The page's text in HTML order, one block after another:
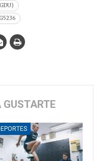
G5236